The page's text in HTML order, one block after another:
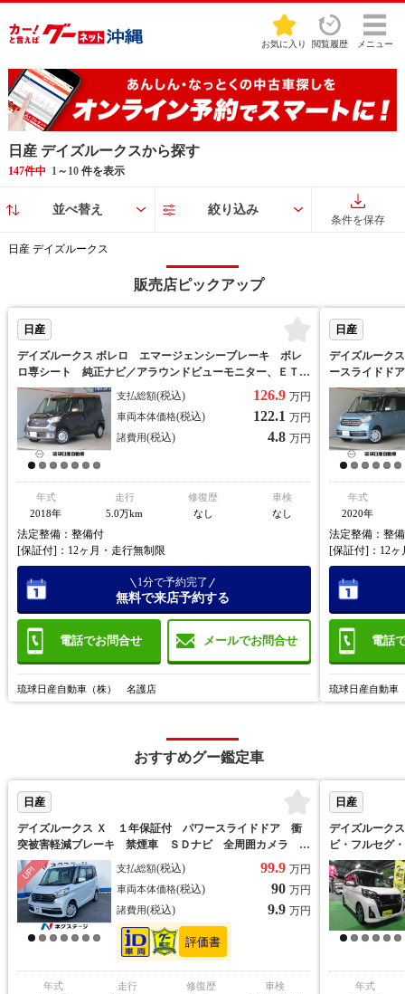
お気に入り 閲覧履歴 メニュー
日産 デイズルークスから探す
147件中 1～ 10件を表示
並べ替え 絞り込み
条件を保存
日産 デイズルークス
販売店ピックアップ
日産
デイズルークス ボレロ エマージェンシーブレーキ ボレ
ロ専シート 純正ナビ／アラウンドビューモニター、ＥＴ
Ｃ、運転席シートヒーター、ボレロ専用パーツ【防錆未施
工】
支払総額(税込) 126.9 万円
車両本体価格(税込) 122.1 万円
諸費用(税込) 4.8 万円
年式
2018年
走行
5.0万km
修復歴
なし
車検
なし
法定整備：整備付
[保証付]：12ヶ月・走行無制限
電話でお問合せ メールでお問合せ
1分で予約完了
無料で来店予約する
琉球日産自動車（株） 名護店
日産
デイズルーク
ースライドド
防眩ミラー／
【防錆未施工】
年式
2020年
法定整備：整
[保証付]：12
電話
琉球日産自動
おすすめグー鑑定車
日産
デイズルークス Ｘ １年保証付 パワースライドドア 衝
突被害軽減ブレーキ 禁煙車 ＳＤナビ 全周囲カメラ ド
ライブレコーダー ＥＴＣ アイドリングストップ スマー
トキー オートライト オートエアコン Ｂｌｕｅｔｏｏｔ
ｈ
支払総額(税込) 99.9 万円
車両本体価格(税込) 90 万円
諸費用(税込) 9.9 万円
年式
走行
修復歴
車検
日産
デイズルーク
ビ・フルセグ
ア・エアロＶ
年式